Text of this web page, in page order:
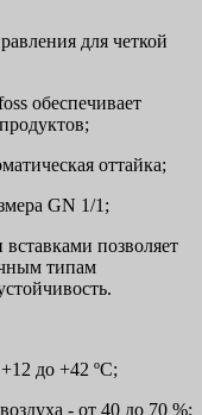
для четкой
обеспечивает
оттайка;
GN 1/1;
позволяет
типам
до +42 ºС;
- от 40 до 70 %;